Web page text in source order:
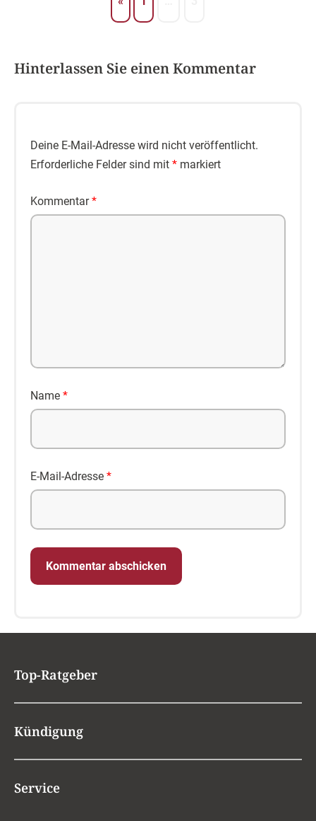
Hinterlassen Sie einen Kommentar
Deine E-Mail-Adresse wird nicht veröffentlicht.
Erforderliche Felder sind mit * markiert
Kommentar*
Name *
E-Mail-Adresse *
Top-Ratgeber
Kündigung
Service